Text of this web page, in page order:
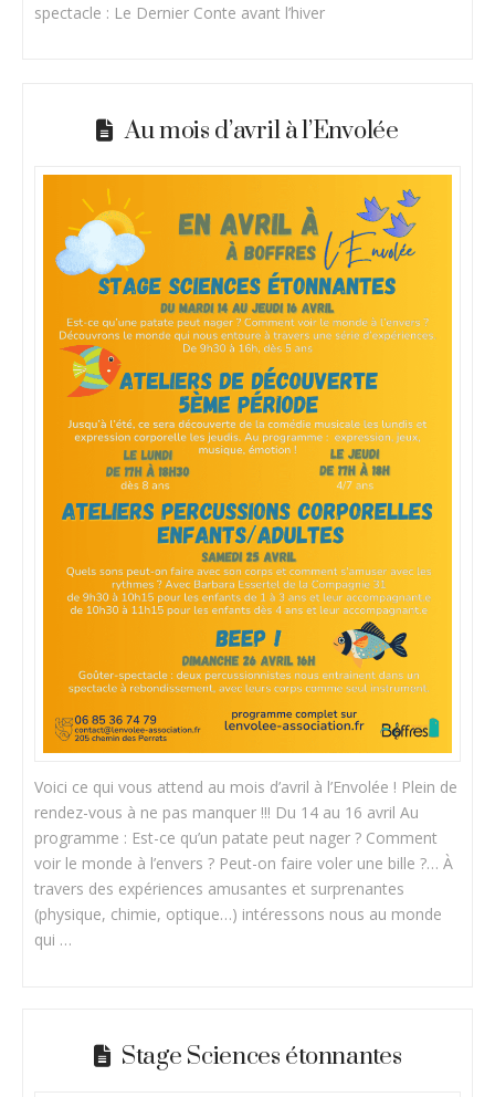
spectacle : Le Dernier Conte avant l’hiver
Au mois d’avril à l’Envolée
Voici ce qui vous attend au mois d’avril à l’Envolée ! Plein de
rendez-vous à ne pas manquer !!! Du 14 au 16 avril Au
programme : Est-ce qu’un patate peut nager ? Comment
voir le monde à l’envers ? Peut-on faire voler une bille ?… À
travers des expériences amusantes et surprenantes
(physique, chimie, optique…) intéressons nous au monde
qui …
Stage Sciences étonnantes